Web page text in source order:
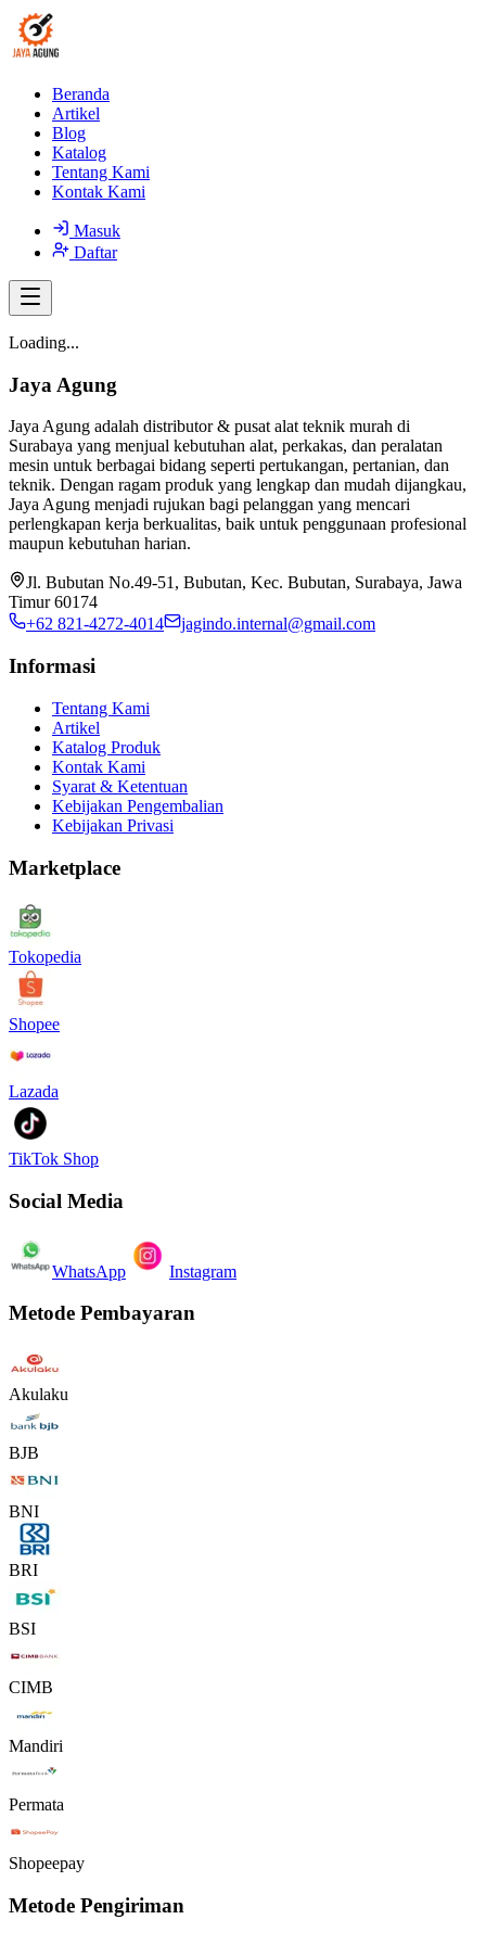
Beranda
Artikel
Blog
Katalog
Tentang Kami
Kontak Kami
Masuk
Daftar
Loading...
Jaya Agung
Jaya Agung adalah distributor & pusat alat teknik murah di
Surabaya yang menjual kebutuhan alat, perkakas, dan peralatan
mesin untuk berbagai bidang seperti pertukangan, pertanian, dan
teknik. Dengan ragam produk yang lengkap dan mudah dijangkau,
Jaya Agung menjadi rujukan bagi pelanggan yang mencari
perlengkapan kerja berkualitas, baik untuk penggunaan profesional
maupun kebutuhan harian.
Jl. Bubutan No.49-51, Bubutan, Kec. Bubutan, Surabaya, Jawa
Timur 60174
+62 821-4272-4014
jagindo.internal@gmail.com
Informasi
Tentang Kami
Artikel
Katalog Produk
Kontak Kami
Syarat & Ketentuan
Kebijakan Pengembalian
Kebijakan Privasi
Marketplace
Tokopedia
Shopee
Lazada
TikTok Shop
Social Media
WhatsApp Instagram
Metode Pembayaran
Akulaku
BJB
BNI
BRI
BSI
CIMB
Mandiri
Permata
Shopeepay
Metode Pengiriman